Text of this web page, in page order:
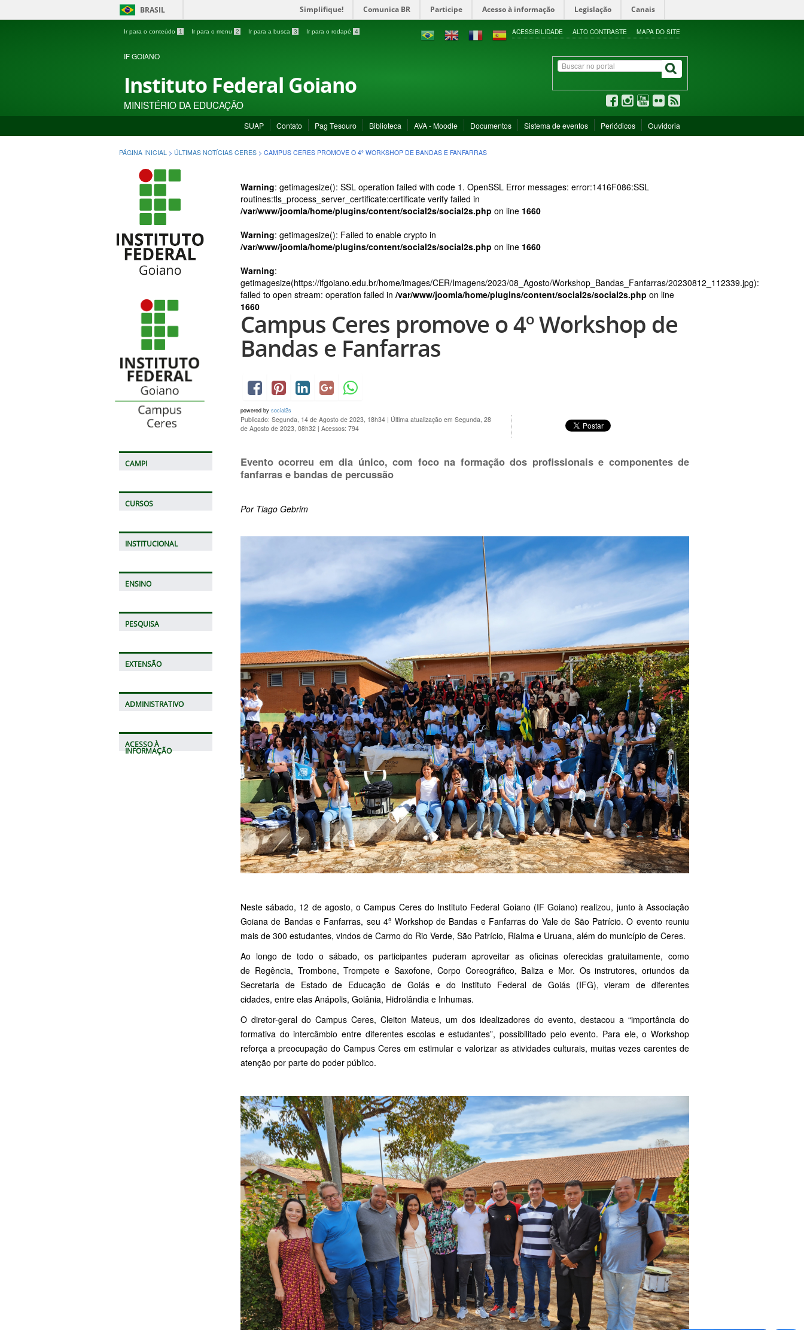
BRASIL Simplifique! Comunica BR Participe Acesso à informação Legislação Canais
Ir para o conteúdo 1 Ir para o menu 2 Ir para a busca 3 Ir para o rodapé 4 ACESSIBILIDADE ALTO CONTRASTE MAPA DO SITE
IF GOIANO
Instituto Federal Goiano
MINISTÉRIO DA EDUCAÇÃO
SUAP Contato Pag Tesouro Biblioteca AVA - Moodle Documentos Sistema de eventos Periódicos Ouvidoria
PÁGINA INICIAL > ÚLTIMAS NOTÍCIAS CERES > CAMPUS CERES PROMOVE O 4º WORKSHOP DE BANDAS E FANFARRAS
CAMPI
CURSOS
INSTITUCIONAL
ENSINO
PESQUISA
EXTENSÃO
ADMINISTRATIVO
ACESSO À
INFORMAÇÃO
Warning: getimagesize(): SSL operation failed with code 1. OpenSSL Error messages: error:1416F086:SSL
routines:tls_process_server_certificate:certificate verify failed in
/var/www/joomla/home/plugins/content/social2s/social2s.php on line 1660
Warning: getimagesize(): Failed to enable crypto in
/var/www/joomla/home/plugins/content/social2s/social2s.php on line 1660
Warning:
getimagesize(https://ifgoiano.edu.br/home/images/CER/Imagens/2023/08_Agosto/Workshop_Bandas_Fanfarras/20230812_112339.jpg):
failed to open stream: operation failed in /var/www/joomla/home/plugins/content/social2s/social2s.php on line
1660
Campus Ceres promove o 4º Workshop de
Bandas e Fanfarras
powered by social2s
Publicado: Segunda, 14 de Agosto de 2023, 18h34 | Última atualização em Segunda, 28
de Agosto de 2023, 08h32 | Acessos: 794
Evento ocorreu em dia único, com foco na formação dos profissionais e componentes de
fanfarras e bandas de percussão
Por Tiago Gebrim
Neste sábado, 12 de agosto, o Campus Ceres do Instituto Federal Goiano (IF Goiano) realizou, junto à Associação
Goiana de Bandas e Fanfarras, seu 4º Workshop de Bandas e Fanfarras do Vale de São Patrício. O evento reuniu
mais de 300 estudantes, vindos de Carmo do Rio Verde, São Patrício, Rialma e Uruana, além do município de Ceres.
Ao longo de todo o sábado, os participantes puderam aproveitar as oficinas oferecidas gratuitamente, como
de Regência, Trombone, Trompete e Saxofone, Corpo Coreográfico, Baliza e Mor. Os instrutores, oriundos da
Secretaria de Estado de Educação de Goiás e do Instituto Federal de Goiás (IFG), vieram de diferentes
cidades, entre elas Anápolis, Goiânia, Hidrolândia e Inhumas.
O diretor-geral do Campus Ceres, Cleiton Mateus, um dos idealizadores do evento, destacou a “importância do
formativa do intercâmbio entre diferentes escolas e estudantes”, possibilitado pelo evento. Para ele, o Workshop
reforça a preocupação do Campus Ceres em estimular e valorizar as atividades culturais, muitas vezes carentes de
atenção por parte do poder público.